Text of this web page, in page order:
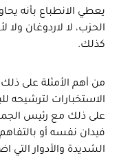
يعطي الانطباع بأنه
الحزب، لا لاردوغان
كذلك.
من أهم الأمثلة على
الاستخبارات لترشيحه
على ذلك مع رئيس
فيدان نفسه أو
الشديدة والأدوار